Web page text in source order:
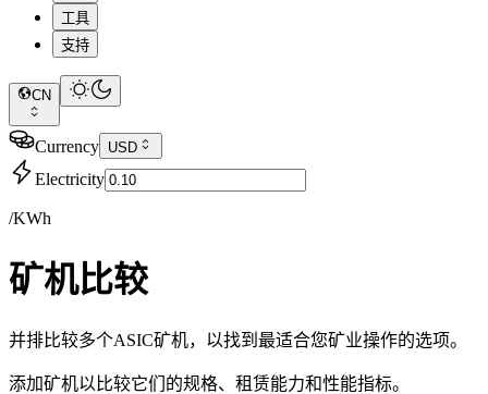
工具
支持
CN
Currency USD
Electricity
/KWh
矿机比较
并排比较多个ASIC矿机，以找到最适合您矿业操作的选项。
添加矿机以比较它们的规格、租赁能力和性能指标。